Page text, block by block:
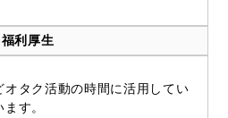
福利厚生
オタク活動の時間に活用してい
す。